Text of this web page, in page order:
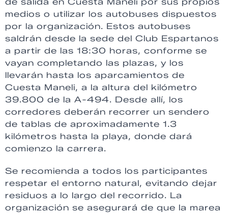
medios o utilizar los autobuses dispuestos
por la organización. Estos autobuses
saldrán desde la sede del Club Espartanos
a partir de las 18:30 horas, conforme se
vayan completando las plazas, y los
llevarán hasta los aparcamientos de
Cuesta Maneli, a la altura del kilómetro
39.800 de la A-494. Desde allí, los
corredores deberán recorrer un sendero
de tablas de aproximadamente 1.3
kilómetros hasta la playa, donde dará
comienzo la carrera.
Se recomienda a todos los participantes
respetar el entorno natural, evitando dejar
residuos a lo largo del recorrido. La
organización se asegurará de que la marea